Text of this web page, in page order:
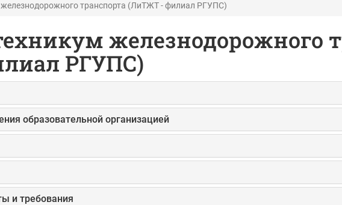
железнодорожного транспорта (ЛиТЖТ - филиал РГУПС)
железнодорожного
РГУПС)
образовательной организацией
и требования